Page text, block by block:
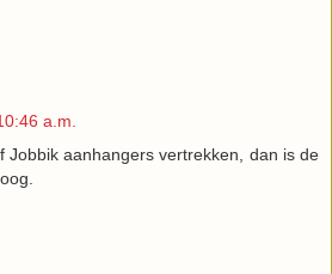
a.m.
Jobbik aanhangers vertrekken, dan is de